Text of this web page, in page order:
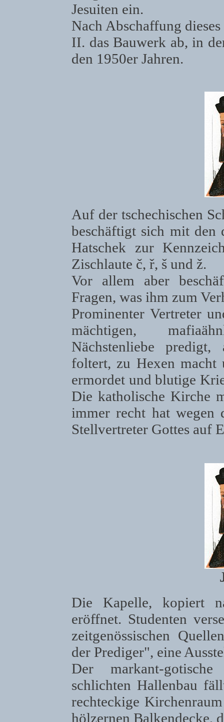
Jesuiten ein.
Nach Abschaffung
II. das Bauwerk ab, in
den 1950er Jahren.
Auf der tschechischen
beschäftigt sich mit den
Hatschek zur
Zischlaute č, ř, š und ž.
Vor allem aber
Fragen, was ihm zum
Prominenter Vertreter
mächtigen,
Nächstenliebe
foltert, zu Hexen macht
ermordet und blutige
Die katholische Kirche
immer recht hat wegen
Stellvertreter Gottes auf
Die Kapelle, kopiert
eröffnet. Studenten
zeitgenössischen
der Prediger", eine
Der markant-
schlichten Hallenbau
rechteckige
hölzernen Balkendecke,